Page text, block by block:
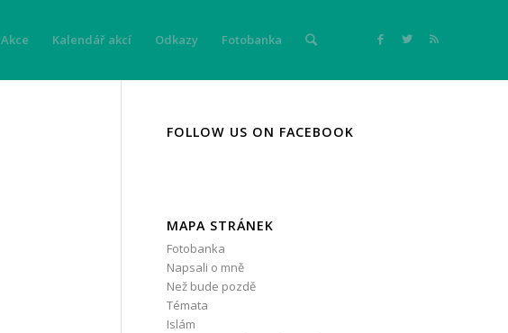
Akce Kalendář akcí Odkazy Fotobanka
FOLLOW US ON FACEBOOK
MAPA STRÁNEK
Fotobanka
Napsali o mně
Než bude pozdě
Témata
Islám